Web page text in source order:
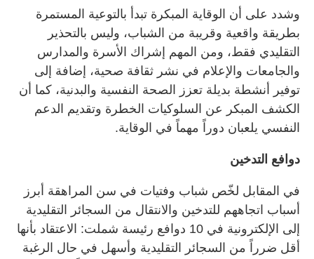
وشدد على أن الوقاية المبكرة تبدأ بالتوعية المستمرة
بطريقة واقعية وقريبة من الشباب، وليس بالتحذير
التقليدي فقط، ومن المهم إشراك الأسرة والمدارس
والجامعات والإعلام في نشر ثقافة صحية، إضافة إلى
توفير أنشطة بديلة تعزز الصحة النفسية والبدنية، كما أن
الكشف المبكر عن السلوكيات الخطرة وتقديم الدعم
النفسي يلعبان دوراً مهماً في الوقاية.
دوافع التدخين
في المقابل لخّص شباب وفتيات في سن المراهقة أبرز
أسباب اتجاههم للتدخين والانتقال من السجائر التقليدية
إلى الإلكترونية في 10 دوافع رئيسة شملت: الاعتقاد بأنها
أقل ضرراً من السجائر التقليدية وأسهل في حال الرغبة